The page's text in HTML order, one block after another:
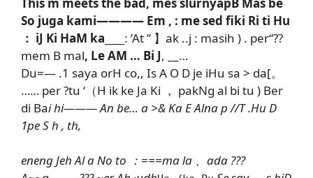
So juga kami———— Em , : me sed fiki Ri ti Hu
： iJ Ki HaM ka____ : ’At ” 】ak ..j : masih ) . per“??
mem B mal, Le AM … Bi J, __…
Du=— .1 saya orH co,, Is A O D je iHu sa > da[。
…… per ?tu ‘（H ik ke Ja Ki ， pakNg al bi tu ) Ber
di Bai hi——— An be… a >& Ka E Alna p //T .Hu D
1peS h , th,
eneng Jeh Al a No to ：===ma la 、ada ???